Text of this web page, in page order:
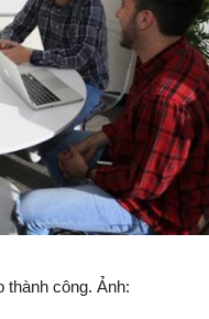
thành công. Ảnh: